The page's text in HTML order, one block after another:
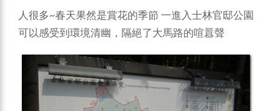
人很多~春天果然是賞花的季節 一進入士林官邸公園
可以感受到環境清幽，隔絕了大馬路的喧囂聲